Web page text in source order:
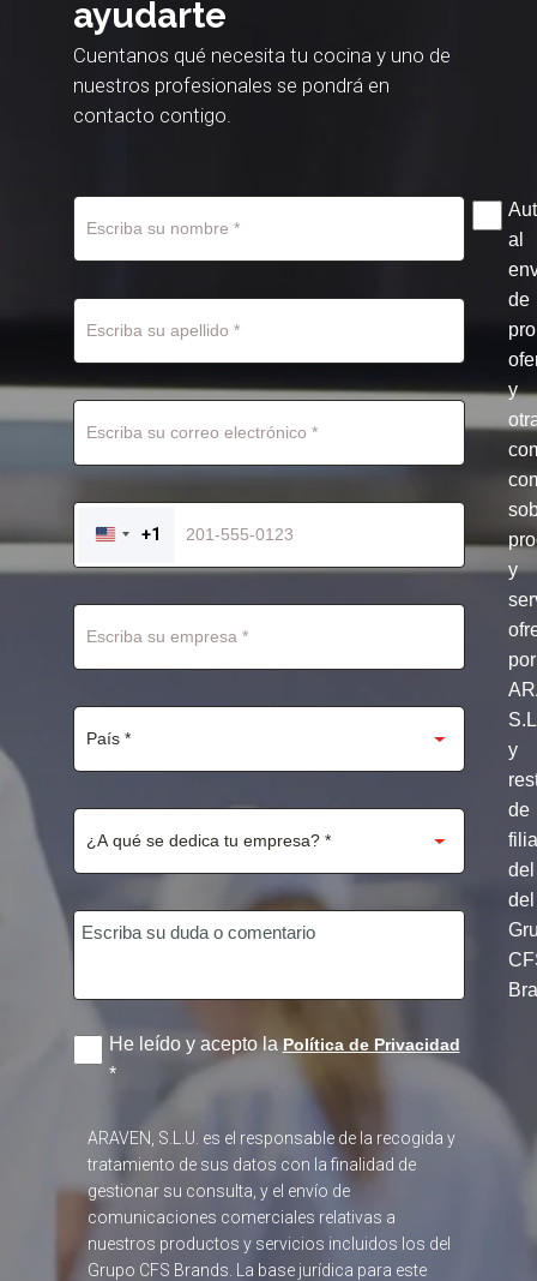
ayudarte
Cuentanos qué necesita tu cocina y uno de
nuestros profesionales se pondrá en
contacto contigo.
UNITED
STATES
+1
al
de
y
y
por
y
de
del
del
He leído y acepto laPolítica de Privacidad
*
ARAVEN, S.L.U. es el responsable de la recogida y
tratamiento de sus datos con la finalidad de
gestionar su consulta, y el envío de
comunicaciones comerciales relativas a
nuestros productos y servicios incluidos los del
Grupo CFS Brands. La base jurídica para este